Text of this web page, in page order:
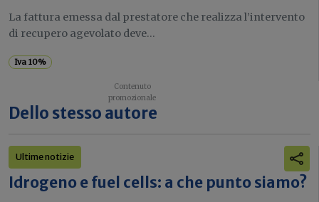
La fattura emessa dal prestatore che realizza l’intervento
di recupero agevolato deve...
Iva 10%
Dello stesso autore
Ultime notizie
Idrogeno e fuel cells: a che punto siamo?